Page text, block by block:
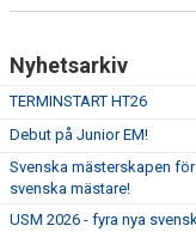
Nyhetsarkiv
TERMINSTART HT26
Debut på Junior EM!
Svenska mästerskapen
svenska mästare!
USM 2026 - fyra nya